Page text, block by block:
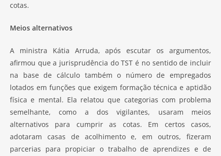
cotas.
Meios alternativos
A ministra Kátia Arruda, após escutar os argumentos,
afirmou que a jurisprudência do TST é no sentido de incluir
na base de cálculo também o número de empregados
lotados em funções que exigem formação técnica e aptidão
física e mental. Ela relatou que categorias com problema
semelhante, como a dos vigilantes, usaram meios
alternativos para cumprir as cotas. Em certos casos,
adotaram casas de acolhimento e, em outros, fizeram
parcerias para propiciar o trabalho de aprendizes e de